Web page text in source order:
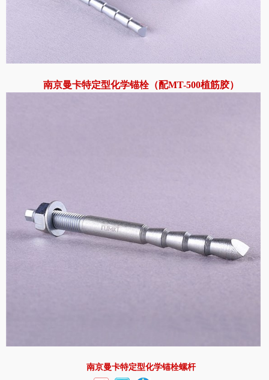
南京曼卡特定型化学锚栓（配MT-500植筋胶）
南京曼卡特定型化学锚栓螺杆